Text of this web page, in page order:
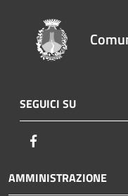
SEGUICI SU
AMMINISTRAZIONE